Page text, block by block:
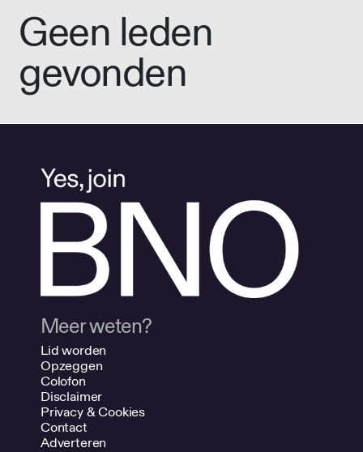
Geen leden
gevonden
Meer weten?
Lid worden
Opzeggen
Colofon
Disclaimer
Privacy & Cookies
Contact
Adverteren